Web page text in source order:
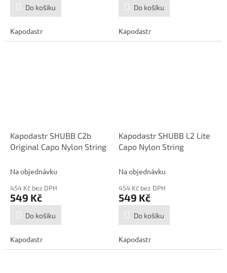
Do košíku
Kapodastr
Do košíku
Kapodastr
Kapodastr SHUBB C2b
Original Capo Nylon String
Na objednávku
454 Kč bez DPH
549 Kč
Do košíku
Kapodastr
Kapodastr SHUBB L2 Lite
Capo Nylon String
Na objednávku
454 Kč bez DPH
549 Kč
Do košíku
Kapodastr